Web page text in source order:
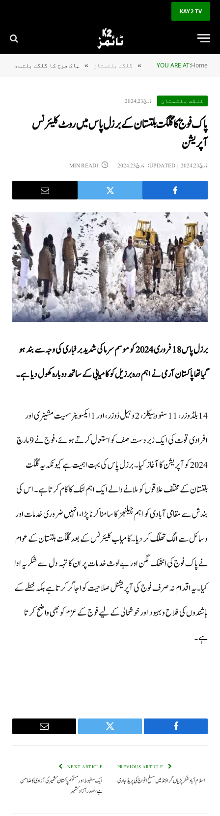
KAY2 TV
YOU ARE AT:Home
» گلگت بلتستان » پاک فوج کا گلگت بلتستان کے برزل پاس میں روٹ کلیئرنس آپریشن
گلگت بلتستان مارچ 23, 2024
پاک فوج کا گلگت بلتستان کے برزل پاس میں روٹ کلیئرنس
آپریشن
مارچ 23, 2024 UPDATED: مارچ 23, 2024 1 MIN READ
برزل پاس 18 فروری 2024 کو موسم سرما کی شدید برفباری کی وجہ سے بند ہو
گیا تھا پاکستان آرمی نے اہم درہ برزیل کو کامیابی کے ساتھ دوبارہ کھول دیا ہے۔
14 بلڈوزر، 11 سنو وہیکلز، 2 وہیل ڈوزر، اور 1 ایکسویٹر سمیت مشینری اور
افرادی قوت کی ایک زبردست صف کو استعمال کرتے ہوئے، فوج نے 9 مارچ
2024 کو آپریشن کا آغاز کیا۔ برزل پاس کی بہت اہمیت ہے کیونکہ یہ گلگت
بلتستان کے مختلف علاقوں کو ملانے والے ایک اہم لنک کا کام کرتا ہے۔ اس کی
بندش سے مقامی آبادی کو اہم چیلنجز کا سامنا کرنا پڑا، انہیں ضروری خدمات اور
وسائل سے الگ تھلگ کر دیا۔کامیاب کلیئرنس کے بعد گلگت بلتستان کے عوام
نے پاک فوج کی انتھک لگن اور بے لوث خدمات پر ان کا تہہ دل سے شکریہ ادا
کیا۔یہ اقدام نہ صرف فوج کی آپریشنل صلاحیت کو اجاگر کرتا ہے بلکہ خطے کے
باشندوں کی فلاح و بہبود اور خوشحالی کے لیے فوج کے عزم کو بھی واضح کرتا
ہے۔
Facebook
Twitter
Email
اسلام آباد شکرپڑیاں گراؤنڈ میں مسلح افواج کی پریڈ جاری
NEXT ARTICLE
ایک مضبوط اور مستحکم پاکستان کشمیر کی آزادی کا ضامن
ہے،صدر آزاد کشمیر